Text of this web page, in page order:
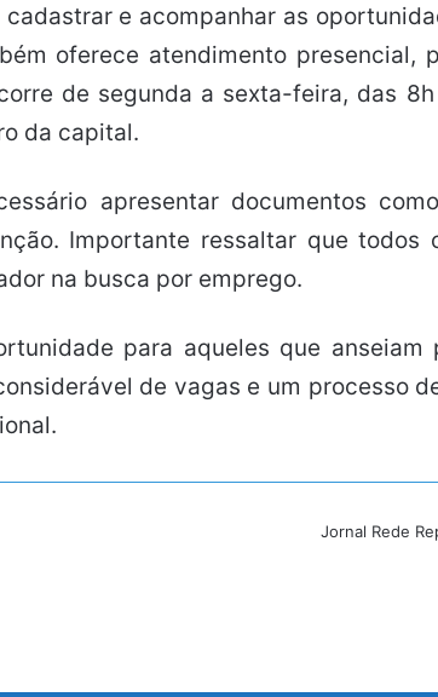
e acompanhar as
oferece atendimento
de segunda a sexta-feira, das
da capital.
apresentar documentos
Importante ressaltar que
na busca por emprego.
para aqueles que
de vagas e um processo
Jornal Rede